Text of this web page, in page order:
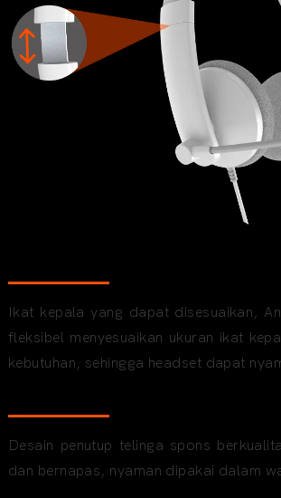
Ikat kepala yang dapat disesuaikan,
fleksibel menyesuaikan ukuran ikat
kebutuhan, sehingga headset dapat
Desain penutup telinga spons
dan bernapas, nyaman dipakai dalam